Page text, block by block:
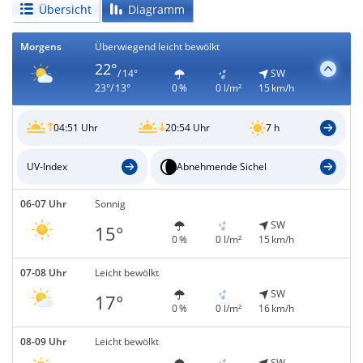
Übersicht Diagramm
Morgens Überwiegend leicht bewölkt
22°/ 14°
23°/ 13°
0 % 0 l/m²
SW
15 km/h
04:51 Uhr 20:54 Uhr 7 h
UV-Index Abnehmende Sichel
06-07 Uhr Sonnig
15° 0 % 0 l/m²
SW
15 km/h
07-08 Uhr Leicht bewölkt
17° 0 % 0 l/m²
SW
16 km/h
08-09 Uhr Leicht bewölkt